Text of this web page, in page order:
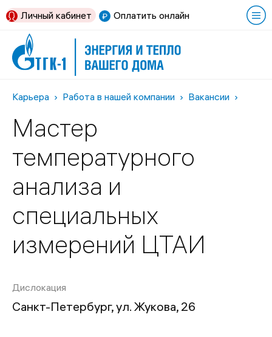
Оплатить онлайн
Личный кабинет
Карьера Работа в нашей компании Вакансии
Мастер
температурного
анализа и
специальных
измерений ЦТАИ
Дислокация
Санкт-Петербург, ул. Жукова, 26